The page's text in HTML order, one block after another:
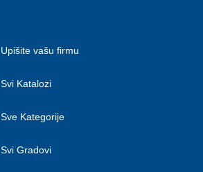
Upišite vašu firmu
Svi Katalozi
Sve Kategorije
Svi Gradovi